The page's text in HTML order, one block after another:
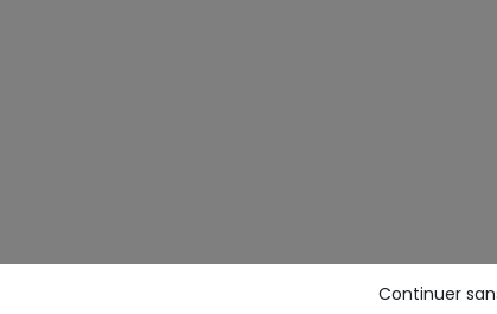
Continuer